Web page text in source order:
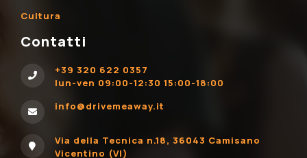
Cultura
Contatti
+39 320 622 0357
lun-ven 09:00-12:30 15:00-18:00
info@drivemeaway.it
Via della Tecnica n.18, 36043 Camisano
Vicentino (VI)